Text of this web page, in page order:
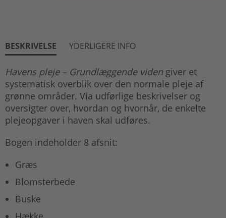
BESKRIVELSE YDERLIGERE INFO
Havens pleje – Grundlæggende viden giver et
systematisk overblik over den normale pleje af
grønne områder. Via udførlige beskrivelser og
oversigter over, hvordan og hvornår, de enkelte
plejeopgaver i haven skal udføres.
Bogen indeholder 8 afsnit:
Græs
Blomsterbede
Buske